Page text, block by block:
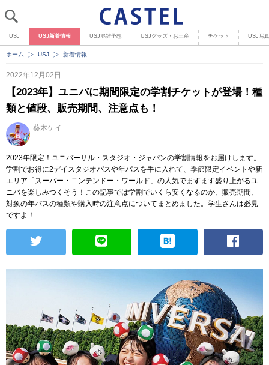
USJ USJ新着情報 USJ混雑予想 USJグッズ・お土産 チケット USJ写
ホーム USJ 新着情報
2022年12月02日
【2023年】ユニバに期間限定の学割チケットが登場！種
類と値段、販売期間、注意点も！
葵木ケイ
2023年限定！ユニバーサル・スタジオ・ジャパンの学割情報をお届けします。
学割でお得に2デイスタジオパスや年パスを手に入れて、季節限定イベントや新
エリア「スーパー・ニンテンドー・ワールド」の人気でますます盛り上がるユ
ニバを楽しみつくそう！この記事では学割でいくら安くなるのか、販売期間、
対象の年パスの種類や購入時の注意点についてまとめました。学生さんは必見
ですよ！